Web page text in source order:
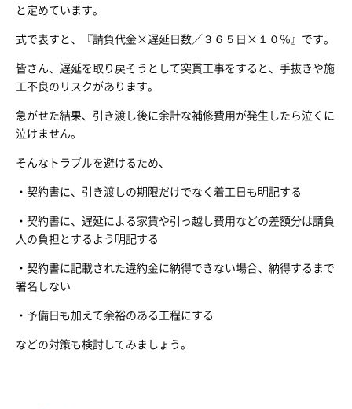
と定めています。
式で表すと、『請負代金×遅延日数／３６５日×１０％』です。
皆さん、遅延を取り戻そうとして突貫工事をすると、手抜きや施
工不良のリスクがあります。
急がせた結果、引き渡し後に余計な補修費用が発生したら泣くに
泣けません。
そんなトラブルを避けるため、
・契約書に、引き渡しの期限だけでなく着工日も明記する
・契約書に、遅延による家賃や引っ越し費用などの差額分は請負
人の負担とするよう明記する
・契約書に記載された違約金に納得できない場合、納得するまで
署名しない
・予備日も加えて余裕のある工程にする
などの対策も検討してみましょう。